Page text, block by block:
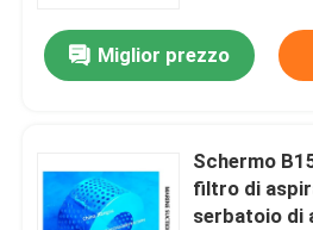
Prodotti
Miglior prezzo
Schermo
filtro di
serbatoio di